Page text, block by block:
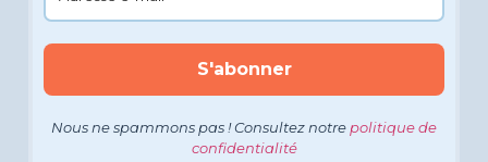
Nous ne spammons pas ! Consultez notrepolitique de
confidentialité